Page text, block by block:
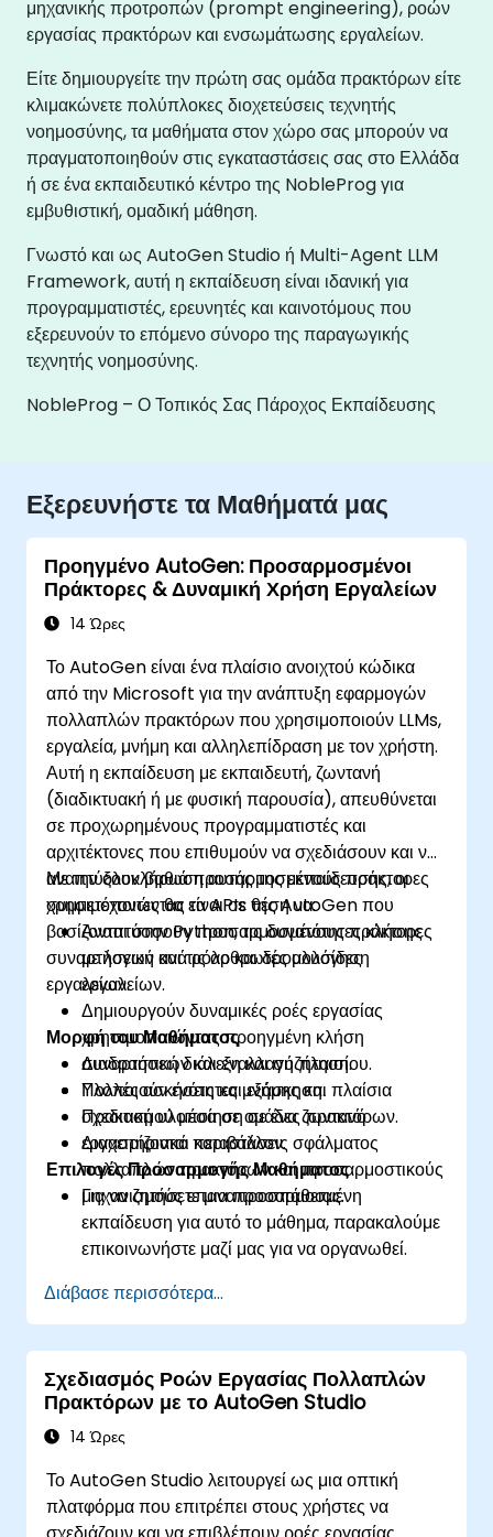
μηχανικής προτροπών (prompt engineering), ροών
εργασίας πρακτόρων και ενσωμάτωσης εργαλείων.
Είτε δημιουργείτε την πρώτη σας ομάδα πρακτόρων είτε
κλιμακώνετε πολύπλοκες διοχετεύσεις τεχνητής
νοημοσύνης, τα μαθήματα στον χώρο σας μπορούν να
πραγματοποιηθούν στις εγκαταστάσεις σας στο Ελλάδα
ή σε ένα εκπαιδευτικό κέντρο της NobleProg για
εμβυθιστική, ομαδική μάθηση.
Γνωστό και ως AutoGen Studio ή Multi-Agent LLM
Framework, αυτή η εκπαίδευση είναι ιδανική για
προγραμματιστές, ερευνητές και καινοτόμους που
εξερευνούν το επόμενο σύνορο της παραγωγικής
τεχνητής νοημοσύνης.
NobleProg – Ο Τοπικός Σας Πάροχος Εκπαίδευσης
Εξερευνήστε τα Μαθήματά μας
Προηγμένο AutoGen: Προσαρμοσμένοι
Πράκτορες & Δυναμική Χρήση Εργαλείων
14 Ώρες
Το AutoGen είναι ένα πλαίσιο ανοιχτού κώδικα
από την Microsoft για την ανάπτυξη εφαρμογών
πολλαπλών πρακτόρων που χρησιμοποιούν LLMs,
εργαλεία, μνήμη και αλληλεπίδραση με τον χρήστη.
Αυτή η εκπαίδευση με εκπαιδευτή, ζωντανή
(διαδικτυακή ή με φυσική παρουσία), απευθύνεται
σε προχωρημένους προγραμματιστές και
αρχιτέκτονες που επιθυμούν να σχεδιάσουν και να
αναπτύξουν βαθιά προσαρμοσμένους πράκτορες
χρησιμοποιώντας τα APIs της AutoGen που
βασίζονται στην Python, τις δυνατότητες κλήσης
συναρτήσεων και τις αρθρωτές αλυσίδες
εργαλείων.
Με την ολοκλήρωση αυτής της εκπαίδευσης, οι
συμμετέχοντες θα είναι σε θέση να:
Αναπτύσσουν προσαρμοσμένους πράκτορες
με λογική ανά ρόλο και δρομολόγηση
εργαλείων.
Δημιουργούν δυναμικές ροές εργασίας
χρησιμοποιώντας προηγμένη κλήση
συναρτήσεων και εναλλαγή πλαισίου.
Υλοποιούν ενότητες μνήμης και πλαίσια
σχεδιασμού μέσα σε ομάδες πρακτόρων.
Διαχειρίζονται καταστάσεις σφάλματος
πολλαπλών πρακτόρων και προσαρμοστικούς
μηχανισμούς επαναπροσπάθειας.
Μορφή του Μαθήματος
Διαδραστική διάλεξη και συζήτηση.
Πολλές ασκήσεις και εξάσκηση.
Πρακτική υλοποίηση σε ένα ζωντανό
εργαστηριακό περιβάλλον.
Επιλογές Προσαρμογής Μαθήματος
Για να ζητήσετε μια προσαρμοσμένη
εκπαίδευση για αυτό το μάθημα, παρακαλούμε
επικοινωνήστε μαζί μας για να οργανωθεί.
Διάβασε περισσότερα...
Σχεδιασμός Ροών Εργασίας Πολλαπλών
Πρακτόρων με το AutoGen Studio
14 Ώρες
Το AutoGen Studio λειτουργεί ως μια οπτική
πλατφόρμα που επιτρέπει στους χρήστες να